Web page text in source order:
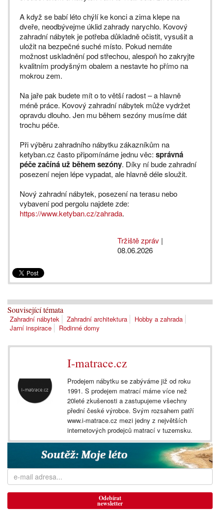
A když se babí léto chýlí ke konci a zima klepe na
dveře, neodbývejme úklid zahrady narychlo. Kovový
zahradní nábytek je potřeba důkladně očistit, vysušit a
uložit na bezpečné suché místo. Pokud nemáte
možnost uskladnění pod střechou, alespoň ho zakryjte
kvalitním prodyšným obalem a nestavte ho přímo na
mokrou zem.
Na jaře pak budete mít o to větší radost – a hlavně
méně práce. Kovový zahradní nábytek může vydržet
opravdu dlouho. Jen mu během sezóny musíme dát
trochu péče.
Při výběru zahradního nábytku zákazníkům na
ketyban.cz často připomínáme jednu věc: správná
péče začíná už během sezóny. Díky ní bude zahradní
posezení nejen lépe vypadat, ale hlavně déle sloužit.
Nový zahradní nábytek, posezení na terasu nebo
vybavení pod pergolu najdete zde:
https://www.ketyban.cz/zahrada.
Tržiště zpráv |
08.06.2026
Související témata
Zahradní nábytek Zahradní architektura
Hobby a zahrada
Jarní inspirace
Rodinné domy
I-matrace.cz
Prodejem nábytku se zabýváme již od roku
1991. S prodejem matrací máme více než
20leté zkušenosti a zastupujeme všechny
přední české výrobce. Svým rozsahem patří
www.i-matrace.cz mezi jedny z největších
internetových prodejců matrací v tuzemsku.
Odebírat
newsletter